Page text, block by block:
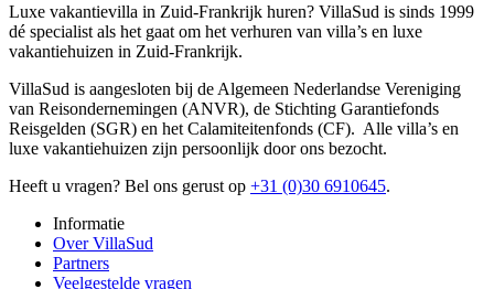
Luxe vakantievilla in Zuid-Frankrijk huren? VillaSud is sinds 1999
dé specialist als het gaat om het verhuren van villa’s en luxe
vakantiehuizen in Zuid-Frankrijk.
VillaSud is aangesloten bij de Algemeen Nederlandse Vereniging
van Reisondernemingen (ANVR), de Stichting Garantiefonds
Reisgelden (SGR) en het Calamiteitenfonds (CF). Alle villa’s en
luxe vakantiehuizen zijn persoonlijk door ons bezocht.
Heeft u vragen? Bel ons gerust op +31 (0)30 6910645.
Informatie
Over VillaSud
Partners
Veelgestelde vragen